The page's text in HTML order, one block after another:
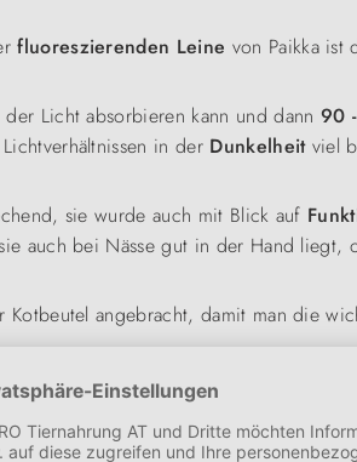
fluoreszierenden Leine von Paikka ist
Licht absorbieren kann und dann 90
in der Dunkelheitviel
sie wurde auch mit Blick auf
auch bei Nässe gut in der Hand liegt,
Kotbeutel angebracht, damit man die